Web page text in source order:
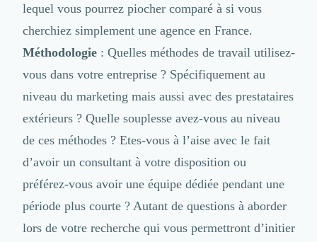
lequel vous pourrez piocher comparé à si vous
cherchiez simplement une agence en France.
Méthodologie: Quelles méthodes de travail utilisez-
vous dans votre entreprise ? Spécifiquement au
niveau du marketing mais aussi avec des prestataires
extérieurs? Quelle souplesse avez-vous au niveau
de ces méthodes ? Etes-vous à l’aise avec le fait
d’avoir un consultant à votre disposition ou
préférez-vous avoir une équipe dédiée pendant une
période plus courte ? Autant de questions à aborder
lors de votre recherche qui vous permettront d’initier